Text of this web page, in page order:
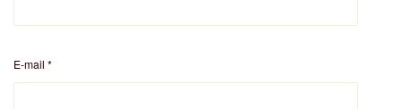
E-mail *